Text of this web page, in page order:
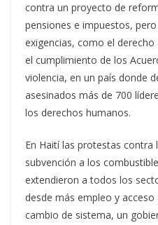
contra un proyecto de
pensiones e impuestos,
exigencias, como el
el cumplimiento de los
violencia, en un país donde
asesinados más de 700
los derechos humanos.
En Haití las protestas contra
subvención a los
extendieron a todos los
desde más empleo y
cambio de sistema, un